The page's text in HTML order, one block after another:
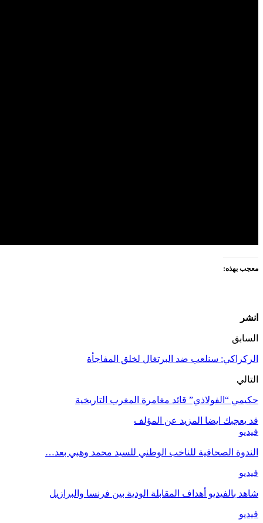
معجب بهذه:
انشر
السابق
الركراكي: سنلعب ضد البرتغال لخلق المفاجأة
التالي
حكيمي “الفولاذي” قائد مغامرة المغرب التاريخية
قد يعجبك ايضا المزيد عن المؤلف
فيديو
الندوة الصحافية للناخب الوطني للسيد محمد وهبي بعد…
فيديو
شاهد بالفيديو أهداف المقابلة الودية بين فرنسا والبرازيل
فيديو